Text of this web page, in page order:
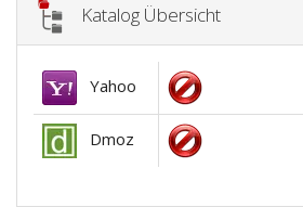
Katalog Übersicht
Yahoo
Dmoz